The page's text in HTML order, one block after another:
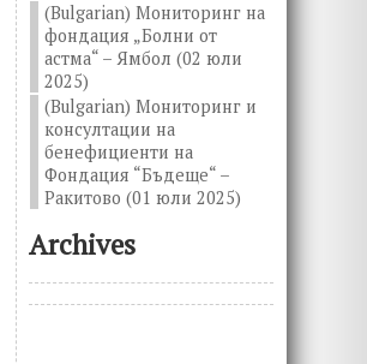
(Bulgarian) Мониторинг на
фондация „Болни от
астма“ – Ямбол (02 юли
2025)
(Bulgarian) Мониторинг и
консултации на
бенефициенти на
Фондация “Бъдеще“ –
Ракитово (01 юли 2025)
Archives